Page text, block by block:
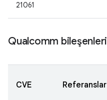
21061
Qualcomm bileşenleri
CVE Referanslar